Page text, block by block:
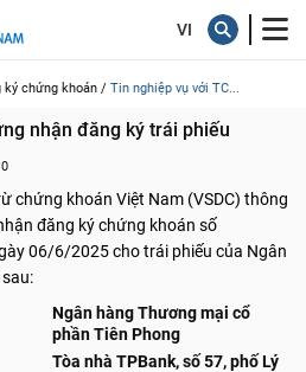
ký chứng khoán / Tin nghiệp vụ với TC...
nhận đăng ký trái phiếu
chứng khoán Việt Nam (VSDC) thông
đăng ký chứng khoán số
06/6/2025 cho trái phiếu của Ngân
Ngân hàng Thương mại cổ
phần Tiên Phong
Tòa nhà TPBank, số 57, phố Lý